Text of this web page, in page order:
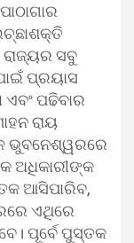
ସବୁ
ପ୍ରୟାସ
ପଢିବାର
ରାୟ
ଭୁବନେଶ୍ୱରରେ
ଅଧିକାରୀଙ୍କ
ଆସିପାରିବ,
ଏଥିରେ
ପୂର୍ବେ ପୁସ୍ତକ